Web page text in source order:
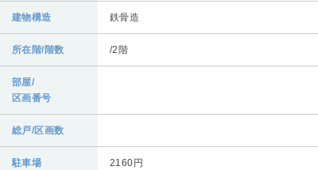
建物構造 鉄骨造
所在階/階数 /2階
部屋/
区画番号
総戸/区画数
駐車場 2160円